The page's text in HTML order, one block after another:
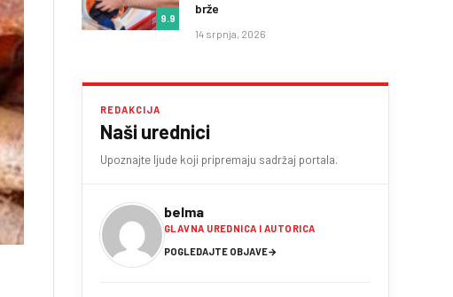
9.9
brže
14 srpnja, 2026
REDAKCIJA
Naši urednici
Upoznajte ljude koji pripremaju sadržaj portala.
belma
GLAVNA UREDNICA I AUTORICA
POGLEDAJTE OBJAVE→